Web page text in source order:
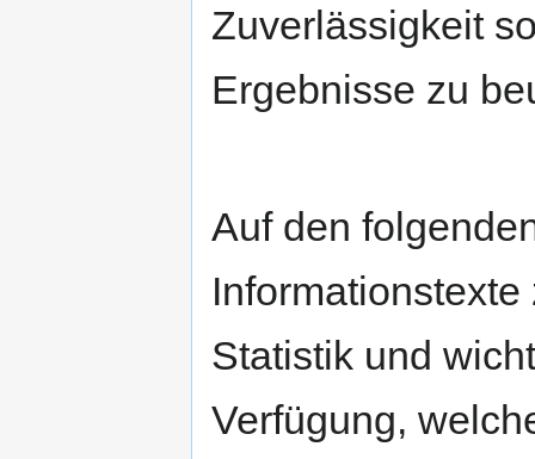
Zuverlässigkeit
Ergebnisse zu
Auf den
Statistik und
Verfügung,